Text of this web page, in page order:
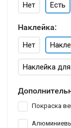
Нет Есть
Наклейка:
Нет
Наклейка
Покраска